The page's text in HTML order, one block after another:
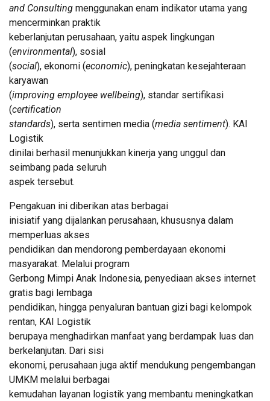
and Consulting menggunakan enam indikator utama yang
mencerminkan praktik
keberlanjutan perusahaan, yaitu aspek lingkungan
(environmental), sosial
(social), ekonomi (economic), peningkatan kesejahteraan
karyawan
(improving employee wellbeing), standar sertifikasi
(certification
standards), serta sentimen media (media sentiment). KAI
Logistik
dinilai berhasil menunjukkan kinerja yang unggul dan
seimbang pada seluruh
aspek tersebut.
Pengakuan ini diberikan atas berbagai
inisiatif yang dijalankan perusahaan, khususnya dalam
memperluas akses
pendidikan dan mendorong pemberdayaan ekonomi
masyarakat. Melalui program
Gerbong Mimpi Anak Indonesia, penyediaan akses internet
gratis bagi lembaga
pendidikan, hingga penyaluran bantuan gizi bagi kelompok
rentan, KAI Logistik
berupaya menghadirkan manfaat yang berdampak luas dan
berkelanjutan. Dari sisi
ekonomi, perusahaan juga aktif mendukung pengembangan
UMKM melalui berbagai
kemudahan layanan logistik yang membantu meningkatkan